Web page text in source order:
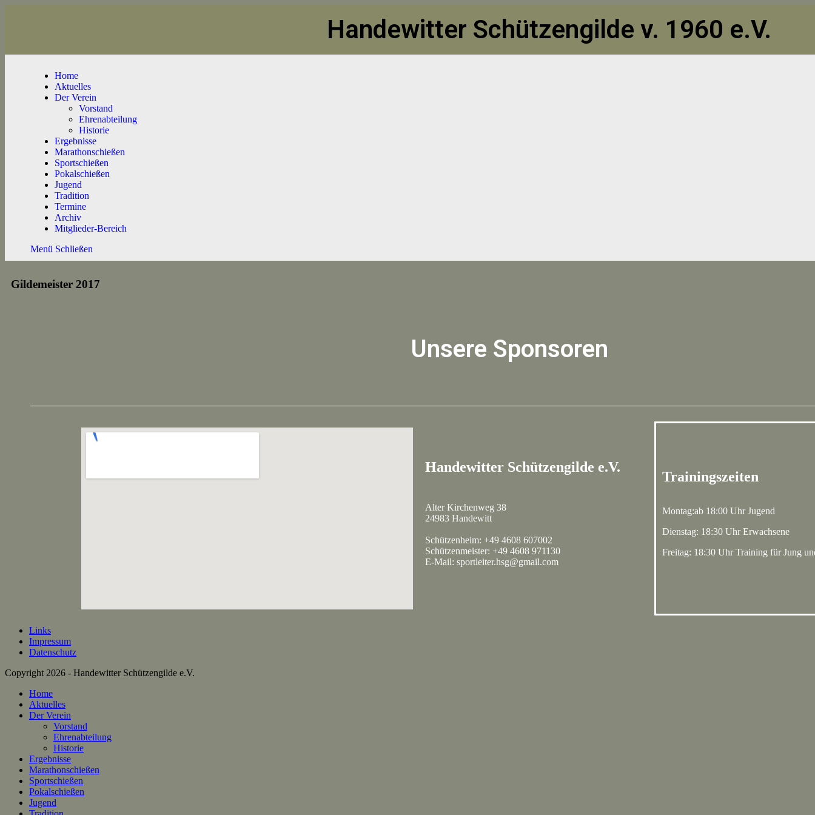
Handewitter Schützengilde v. 1960 e.V.
Home
Aktuelles
Der Verein
Vorstand
Ehrenabteilung
Historie
Ergebnisse
Marathonschießen
Sportschießen
Pokalschießen
Jugend
Tradition
Termine
Archiv
Mitglieder-Bereich
Menü Schließen
Gildemeister 2017
Unsere Sponsoren
Handewitter Schützengilde e.V.
Alter Kirchenweg 38
24983 Handewitt
Schützenheim: +49 4608 607002
Schützenmeister: +49 4608 971130
E-Mail: sportleiter.hsg@gmail.com
Trainingszeiten
Montag:ab 18:00 Uhr Jugend
Dienstag: 18:30 Uhr Erwachsene
Freitag: 18:30 Uhr Training für Jung
Links
Impressum
Datenschutz
Copyright 2026 - Handewitter Schützengilde e.V.
Home
Aktuelles
Der Verein
Vorstand
Ehrenabteilung
Historie
Ergebnisse
Marathonschießen
Sportschießen
Pokalschießen
Jugend